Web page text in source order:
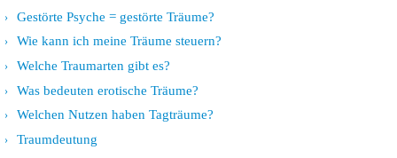
Gestörte Psyche = gestörte Träume?
Wie kann ich meine Träume steuern?
Welche Traumarten gibt es?
Was bedeuten erotische Träume?
Welchen Nutzen haben Tagträume?
Traumdeutung